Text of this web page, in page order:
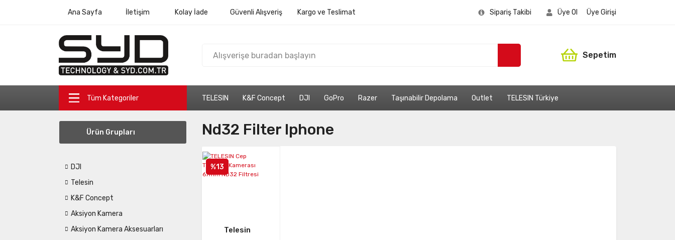
Ana Sayfa İletişim Kolay İade Güvenli Alışveriş Kargo ve Teslimat Sipariş Takibi Üye Ol Üye Girişi
Sepetim
Tüm Kategoriler TELESIN K&F Concept DJI GoPro Razer Taşınabilir Depolama Outlet TELESIN Türkiye
Ürün Grupları
DJI
Telesin
K&F Concept
Aksiyon Kamera
Aksiyon Kamera Aksesuarları
Nd32 Filter Iphone
%13
Telesin